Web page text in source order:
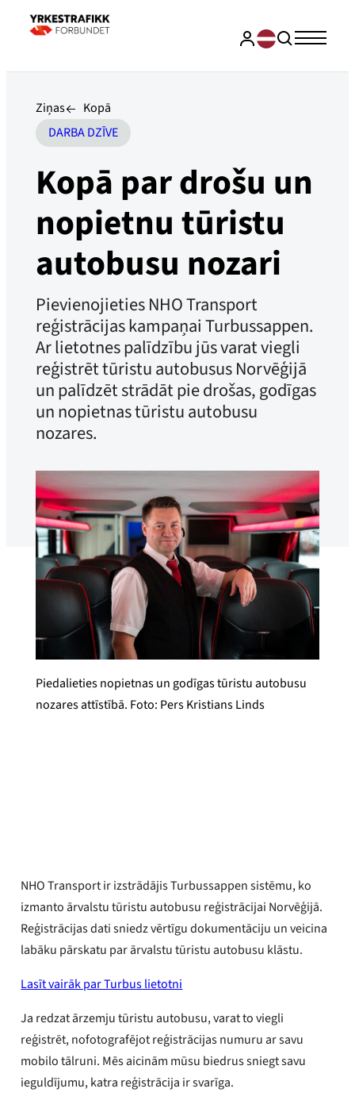
Ziņas
Kopā
DARBA DZĪVE
Kopā par drošu un
nopietnu tūristu
autobusu nozari
Pievienojieties NHO Transport
reģistrācijas kampaņai Turbussappen.
Ar lietotnes palīdzību jūs varat viegli
reģistrēt tūristu autobusus Norvēģijā
un palīdzēt strādāt pie drošas, godīgas
un nopietnas tūristu autobusu
nozares.
Piedalieties nopietnas un godīgas tūristu autobusu
nozares attīstībā. Foto: Pers Kristians Linds
NHO Transport ir izstrādājis Turbussappen sistēmu, ko
izmanto ārvalstu tūristu autobusu reģistrācijai Norvēģijā.
Reģistrācijas dati sniedz vērtīgu dokumentāciju un veicina
labāku pārskatu par ārvalstu tūristu autobusu klāstu.
Lasīt vairāk par Turbus lietotni
Ja redzat ārzemju tūristu autobusu, varat to viegli
reģistrēt, nofotografējot reģistrācijas numuru ar savu
mobilo tālruni. Mēs aicinām mūsu biedrus sniegt savu
ieguldījumu, katra reģistrācija ir svarīga.